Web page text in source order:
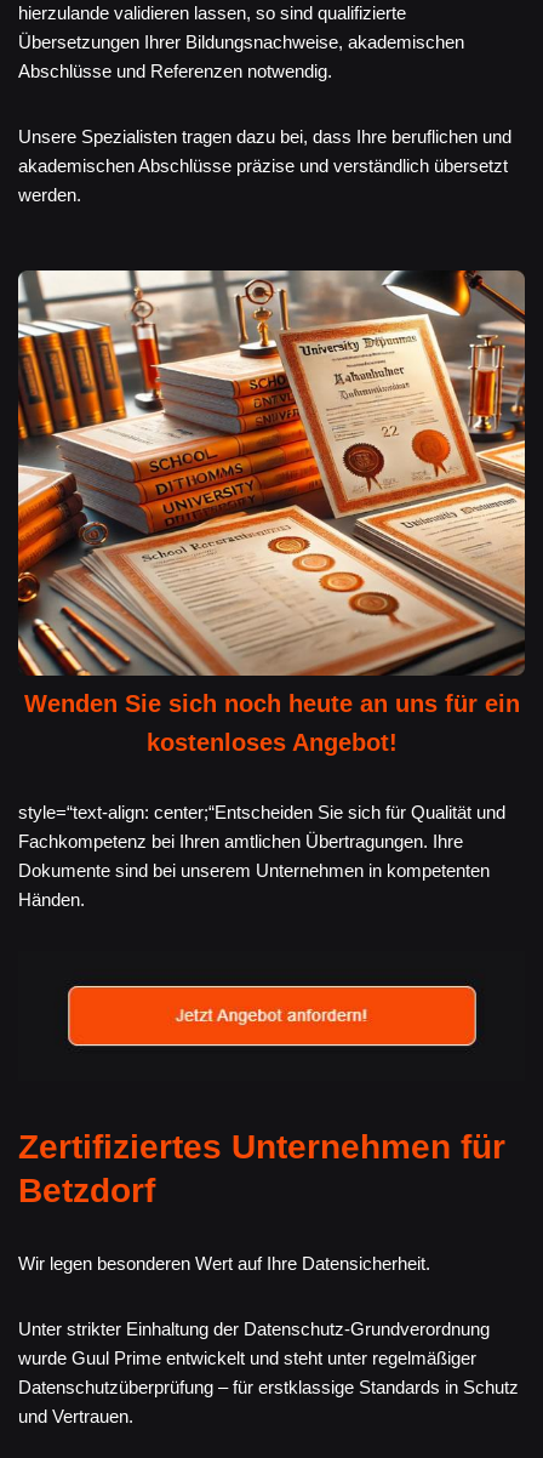
hierzulande validieren lassen, so sind qualifizierte
Übersetzungen Ihrer Bildungsnachweise, akademischen
Abschlüsse und Referenzen notwendig.
Unsere Spezialisten tragen dazu bei, dass Ihre beruflichen und
akademischen Abschlüsse präzise und verständlich übersetzt
werden.
Wenden Sie sich noch heute an uns für ein
kostenloses Angebot!
style=“text-align: center;“Entscheiden Sie sich für Qualität und
Fachkompetenz bei Ihren amtlichen Übertragungen. Ihre
Dokumente sind bei unserem Unternehmen in kompetenten
Händen.
Zertifiziertes Unternehmen für
Betzdorf
Wir legen besonderen Wert auf Ihre Datensicherheit.
Unter strikter Einhaltung der Datenschutz-Grundverordnung
wurde Guul Prime entwickelt und steht unter regelmäßiger
Datenschutzüberprüfung – für erstklassige Standards in Schutz
und Vertrauen.